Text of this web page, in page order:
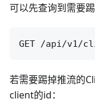
可以先查询到需要
若需要踢掉推流的
client的id：